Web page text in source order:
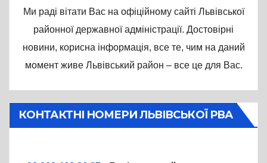
Ми раді вітати Вас на офіційному сайті Львівської
районної державної адміністрації. Достовірні
новини, корисна інформація, все те, чим на даний
момент живе Львівський район – все це для Вас.
КОНТАКТНІ НОМЕРИ ЛЬВІВСЬКОЇ РВА